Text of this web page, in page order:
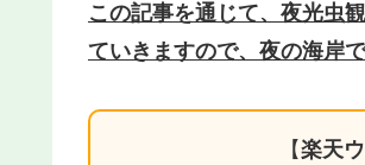
この記事を通じて、夜光虫
ていきますので、夜の海岸
【楽天